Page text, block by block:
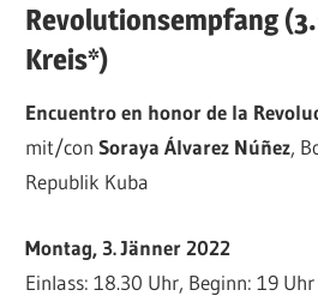
Revolutionsempfang
Kreis*)
Encuentro en honor de la
mit/conSoraya Álvarez Núñez,
Republik Kuba
Montag, 3. Jänner 2022
Einlass: 18.30 Uhr, Beginn: 19 Uhr